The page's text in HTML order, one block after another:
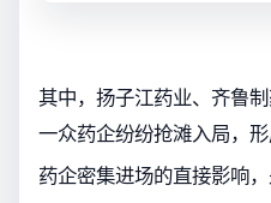
其中，扬子江药业、齐鲁
一众药企纷纷抢滩入局，形
药企密集进场的直接影响